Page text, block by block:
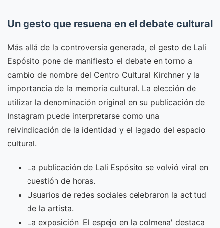
Un gesto que resuena en el debate cultural
Más allá de la controversia generada, el gesto de Lali
Espósito pone de manifiesto el debate en torno al
cambio de nombre del Centro Cultural Kirchner y la
importancia de la memoria cultural. La elección de
utilizar la denominación original en su publicación de
Instagram puede interpretarse como una
reivindicación de la identidad y el legado del espacio
cultural.
La publicación de Lali Espósito se volvió viral en
cuestión de horas.
Usuarios de redes sociales celebraron la actitud
de la artista.
La exposición 'El espejo en la colmena' destaca